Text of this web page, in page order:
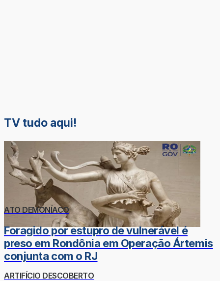
TV tudo aqui!
ATO DEMONÍACO
Foragido por estupro de vulnerável é
preso em Rondônia em Operação Ártemis
conjunta com o RJ
ARTIFÍCIO DESCOBERTO